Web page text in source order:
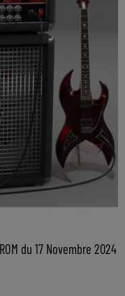
du 17 Novembre 2024